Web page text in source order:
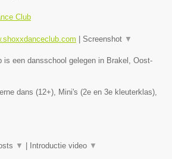
Club
| Screenshot ▼
is een dansschool gelegen in Brakel, Oost-
dans (12+), Mini's (2e en 3e kleuterklas),
▼ | Introductie video ▼